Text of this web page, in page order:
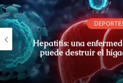
Hepatitis: una
puede destruir el